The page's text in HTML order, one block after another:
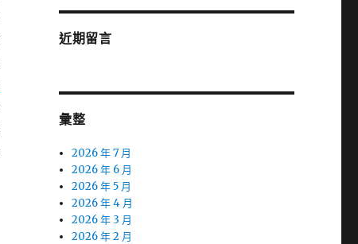
近期留言
彙整
2026 年 7 月
2026 年 6 月
2026 年 5 月
2026 年 4 月
2026 年 3 月
2026 年 2 月